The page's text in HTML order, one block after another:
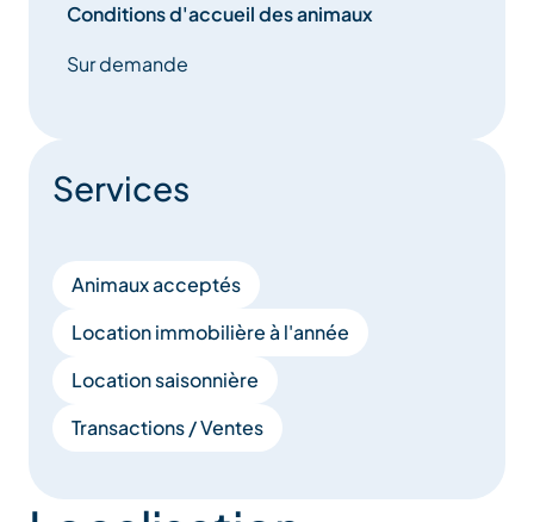
Conditions d'accueil des animaux
Sur demande
Services
Animaux acceptés
Location immobilière à l'année
Location saisonnière
Transactions / Ventes